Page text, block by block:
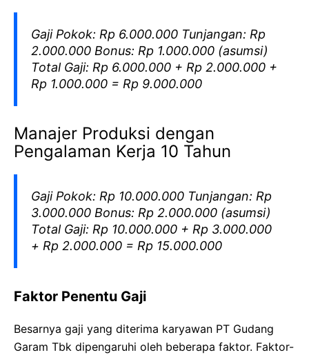
Gaji Pokok: Rp 6.000.000 Tunjangan: Rp
2.000.000 Bonus: Rp 1.000.000 (asumsi)
Total Gaji: Rp 6.000.000 + Rp 2.000.000 +
Rp 1.000.000 = Rp 9.000.000
Manajer Produksi dengan
Pengalaman Kerja 10 Tahun
Gaji Pokok: Rp 10.000.000 Tunjangan: Rp
3.000.000 Bonus: Rp 2.000.000 (asumsi)
Total Gaji: Rp 10.000.000 + Rp 3.000.000
+ Rp 2.000.000 = Rp 15.000.000
Faktor Penentu Gaji
Besarnya gaji yang diterima karyawan PT Gudang
Garam Tbk dipengaruhi oleh beberapa faktor. Faktor-